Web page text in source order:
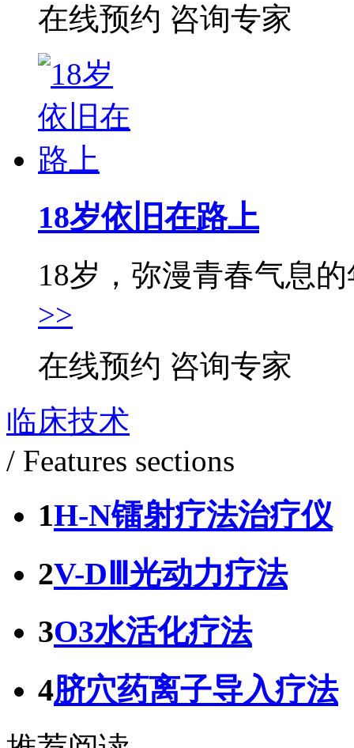
在线预约 咨询专家
18岁依旧在路上
18岁，弥漫青春气息
>>
在线预约 咨询专家
临床技术
/ Features sections
1H-N镭射疗法治疗仪
2V-DⅢ光动力疗法
3O3水活化疗法
4脐穴药离子导入疗法